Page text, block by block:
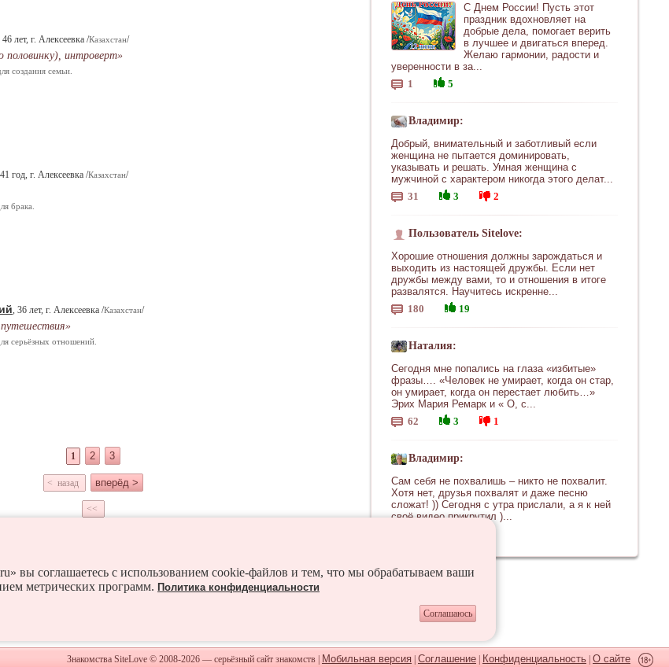
С Днем России! Пусть этот
праздник вдохновляет на
добрые дела, помогает верить
в лучшее и двигаться вперед.
Желаю гармонии, радости и
уверенности в за...
1
5
Владимир:
Добрый, внимательный и заботливый если
женщина не пытается доминировать,
указывать и решать. Умная женщина с
мужчиной с характером никогда этого делат...
31
3 2
Пользователь Sitelove:
Хорошие отношения должны зарождаться и
выходить из настоящей дружбы. Если нет
дружбы между вами, то и отношения в итоге
развалятся. Научитесь искренне...
180
19
Наталия:
Сегодня мне попались на глаза «избитые»
фразы…. «Человек не умирает, когда он стар,
он умирает, когда он перестает любить…»
Эрих Мария Ремарк и « О, с...
62
3 1
Владимир:
Сам себя не похвалишь – никто не похвалит.
Хотя нет, друзья похвалят и даже песню
сложат! )) Сегодня с утра прислали, а я к ней
своё видео прикрутил )...
46 лет, г. Алексеевка /Казахстан/
половинку), интроверт»
создания семьи.
год, г. Алексеевка /Казахстан/
брака.
, 36 лет, г. Алексеевка /Казахстан/
серьёзных отношений.
1 2 3
< назад вперёд >
<<
Степняк
вы соглашаетесь с использованием cookie-файлов и тем, что мы обрабатываем ваши
метрических программ. Политика конфиденциальности
Соглашаюсь
Знакомства SiteLove © 2008-2026 — серьёзный сайт знакомств | Мобильная версия Соглашение Конфиденциальность О сайте